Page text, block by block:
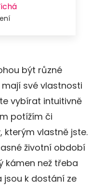
být různé
své vlastnosti
vybírat intuitivně
potížím či
kterým vlastně jste.
životní období
kámen než třeba
jsou k dostání ze